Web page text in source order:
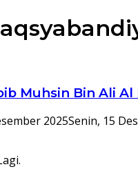
Muhsin Bin Ali
2025Senin, 15